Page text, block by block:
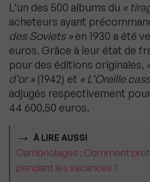
L’un des 500 albums du «
acheteurs ayant
des Soviets »en 1930 a été
euros. Grâce à leur état de
pour des éditions originales,
d’or » (1942) et « L’Oreille
adjugés respectivement
44 600,50 euros.
À LIRE AUSSI
Cambriolages : Comment
pendant les vacances ?